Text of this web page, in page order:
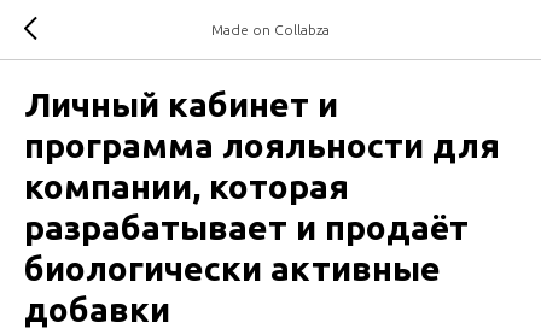
Made on Collabza
Личный кабинет и
программа лояльности для
компании, которая
разрабатывает и продаёт
биологически активные
добавки